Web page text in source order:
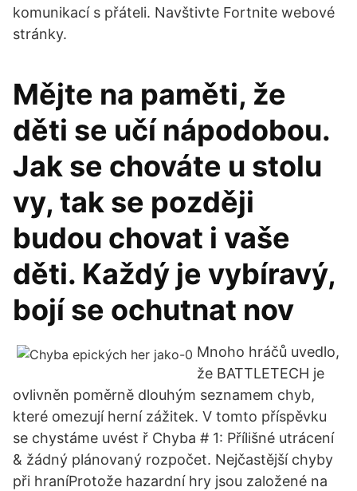
komunikací s přáteli. Navštivte Fortnite webové
stránky.
Mějte na paměti, že
děti se učí nápodobou.
Jak se chováte u stolu
vy, tak se později
budou chovat i vaše
děti. Každý je vybíravý,
bojí se ochutnat nov
Mnoho hráčů uvedlo,
že BATTLETECH je
ovlivněn poměrně dlouhým seznamem chyb,
které omezují herní zážitek. V tomto příspěvku
se chystáme uvést ř Chyba # 1: Přílišné utrácení
& žádný plánovaný rozpočet. Nejčastější chyby
při hraníProtože hazardní hry jsou založené na